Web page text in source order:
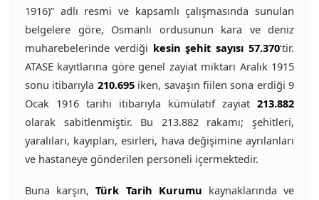
1916)” adlı resmi ve kapsamlı çalışmasında sunulan
belgelere göre, Osmanlı ordusunun kara ve deniz
muharebelerinde verdiği kesin şehit sayısı 57.370‘tir.
ATASE kayıtlarına göre genel zayiat miktarı Aralık 1915
sonu itibarıyla 210.695iken, savaşın fiilen sona erdiği 9
Ocak 1916 tarihi itibarıyla kümülatif zayiat 213.882
olarak sabitlenmiştir. Bu 213.882 rakamı; şehitleri,
yaralıları, kayıpları, esirleri, hava değişimine ayrılanları
ve hastaneye gönderilen personeli içermektedir.
Buna karşın,Türk Tarih Kurumu kaynaklarında ve